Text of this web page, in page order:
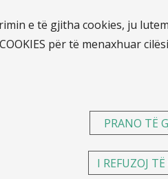
mjet, është
kryesore të një kompanie.
e të gjitha cookies, ju
për të menaxhuar
PRANO TË
I REFUZOJ